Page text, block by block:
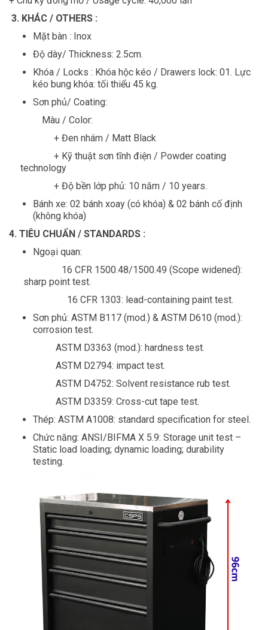
3. KHÁC / OTHERS :
Mặt bàn : Inox
Độ dày/ Thickness: 2.5cm.
Khóa / Locks : Khóa hộc kéo / Drawers lock: 01. Lực
kéo bung khóa: tối thiểu 45 kg.
Sơn phủ/ Coating:
Màu / Color:
+ Đen nhám / Matt Black
+ Kỹ thuật sơn tĩnh điện / Powder coating
technology
+ Độ bền lớp phủ: 10 năm / 10 years.
Bánh xe: 02 bánh xoay (có khóa) & 02 bánh cố định
(không khóa)
4. TIÊU CHUẨN / STANDARDS :
Ngoại quan:
16 CFR 1500.48/1500.49 (Scope widened):
sharp point test.
16 CFR 1303: lead-containing paint test.
Sơn phủ: ASTM B117 (mod.) & ASTM D610 (mod.):
corrosion test.
ASTM D3363 (mod.): hardness test.
ASTM D2794: impact test.
ASTM D4752: Solvent resistance rub test.
ASTM D3359: Cross-cut tape test.
Thép: ASTM A1008: standard specification for steel.
Chức năng: ANSI/BIFMA X 5.9: Storage unit test –
Static load loading; dynamic loading; durability
testing.